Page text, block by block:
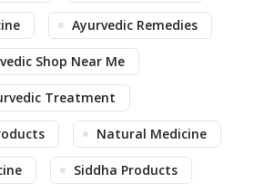
Ayurvedic Remedies
Shop Near Me
Treatment
Natural Medicine
Siddha Products